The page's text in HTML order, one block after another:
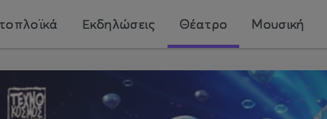
Εκδηλώσεις Θέατρο Μουσική